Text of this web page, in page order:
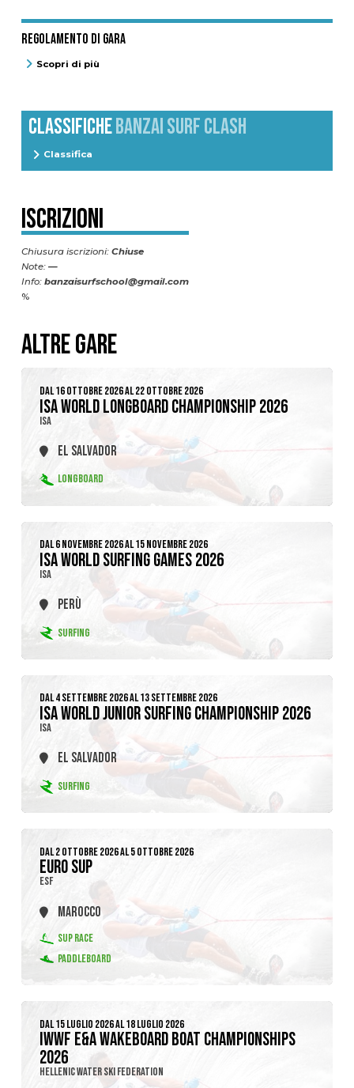
Regolamento di gara
Scopri di più
CLASSIFICHEBANZAI SURF CLASH
Classifica
Iscrizioni
Chiusura iscrizioni:Chiuse
Note: —
Info: banzaisurfschool@gmail.com
%
ALTRE GARE
DAL 16 OTTOBRE 2026 AL 22 OTTOBRE 2026
ISA WORLD LONGBOARD CHAMPIONSHIP 2026
ISA
EL SALVADOR
LONGBOARD
DAL 6 NOVEMBRE 2026 AL 15 NOVEMBRE 2026
ISA WORLD SURFING GAMES 2026
ISA
PERÙ
SURFING
DAL 4 SETTEMBRE 2026 AL 13 SETTEMBRE 2026
ISA WORLD JUNIOR SURFING CHAMPIONSHIP 2026
ISA
EL SALVADOR
SURFING
DAL 2 OTTOBRE 2026 AL 5 OTTOBRE 2026
EURO SUP
ESF
MAROCCO
SUP RACE
PADDLEBOARD
DAL 15 LUGLIO 2026 AL 18 LUGLIO 2026
IWWF E&A WAKEBOARD BOAT CHAMPIONSHIPS
2026
HELLENIC WATER SKI FEDERATION